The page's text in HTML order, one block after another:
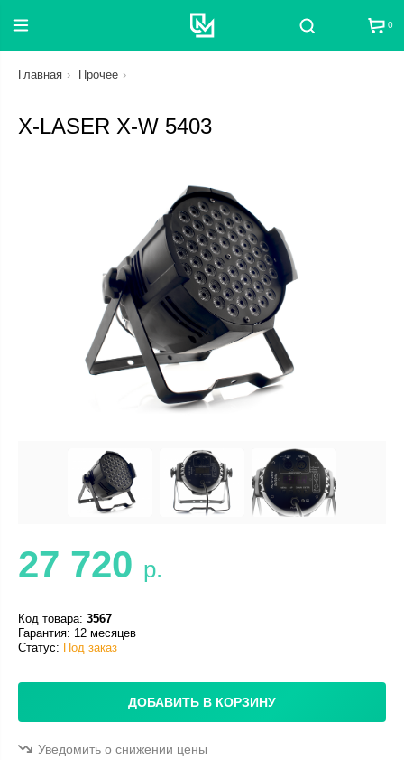
Поиск 0
Главная Прочее
X-LASER X-W 5403
27 720 р.
Код товара: 3567
Гарантия: 12 месяцев
Статус: Под заказ
ДОБАВИТЬ В КОРЗИНУ
Уведомить о снижении цены